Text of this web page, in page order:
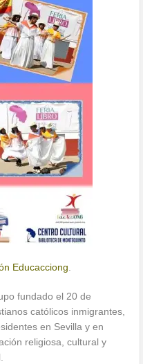
Educacciong
fundado el 20 de
católicos inmigrantes,
en Sevilla y en
religiosa, cultural y